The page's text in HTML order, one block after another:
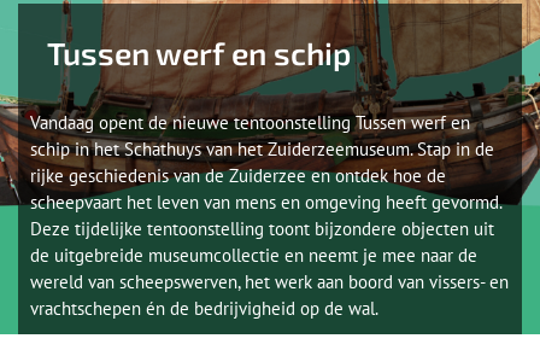
Tussen werf en schip
Vandaag opent de nieuwe tentoonstelling Tussen werf en
schip in het Schathuys van het Zuiderzeemuseum. Stap in de
rijke geschiedenis van de Zuiderzee en ontdek hoe de
scheepvaart het leven van mens en omgeving heeft gevormd.
Deze tijdelijke tentoonstelling toont bijzondere objecten uit
de uitgebreide museumcollectie en neemt je mee naar de
wereld van scheepswerven, het werk aan boord van vissers- en
vrachtschepen én de bedrijvigheid op de wal.